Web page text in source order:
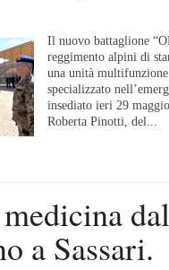
Il nuovo battaglione
reggimento alpini di
una unità
specializzato
insediato ieri 29
Roberta Pinotti, del...
a Sassari.